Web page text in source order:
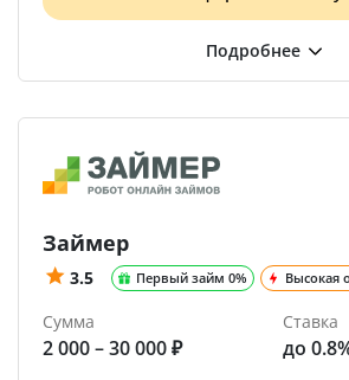
Займер
3.5 Первый займ 0% Высокая
Сумма
2 000 – 30 000 ₽
Ставка
до